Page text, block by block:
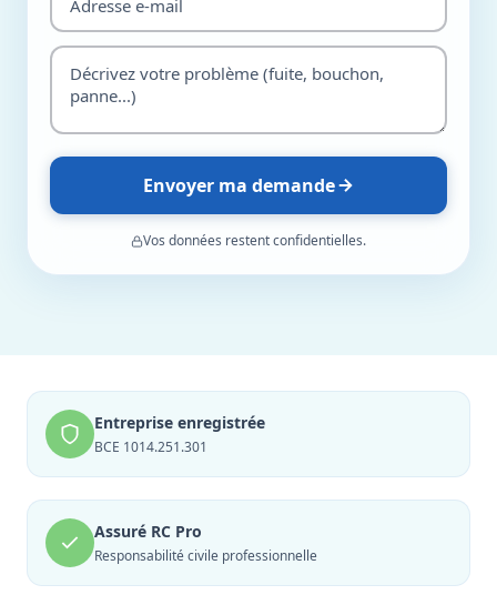
Envoyer ma demande
Vos données restent confidentielles.
Entreprise enregistrée
BCE 1014.251.301
Assuré RC Pro
Responsabilité civile professionnelle